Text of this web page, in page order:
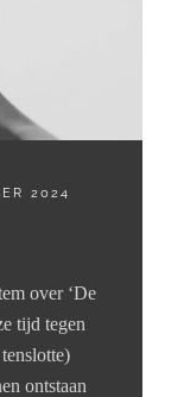
2024
over ‘De
tijd tegen
ontstaan